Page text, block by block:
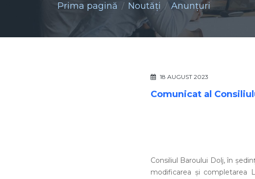
Prima pagină Noutăţi Anunţuri
18 AUGUST 2023
Comunicat al
Consiliul Baroului Dolj, în
modificarea și completarea